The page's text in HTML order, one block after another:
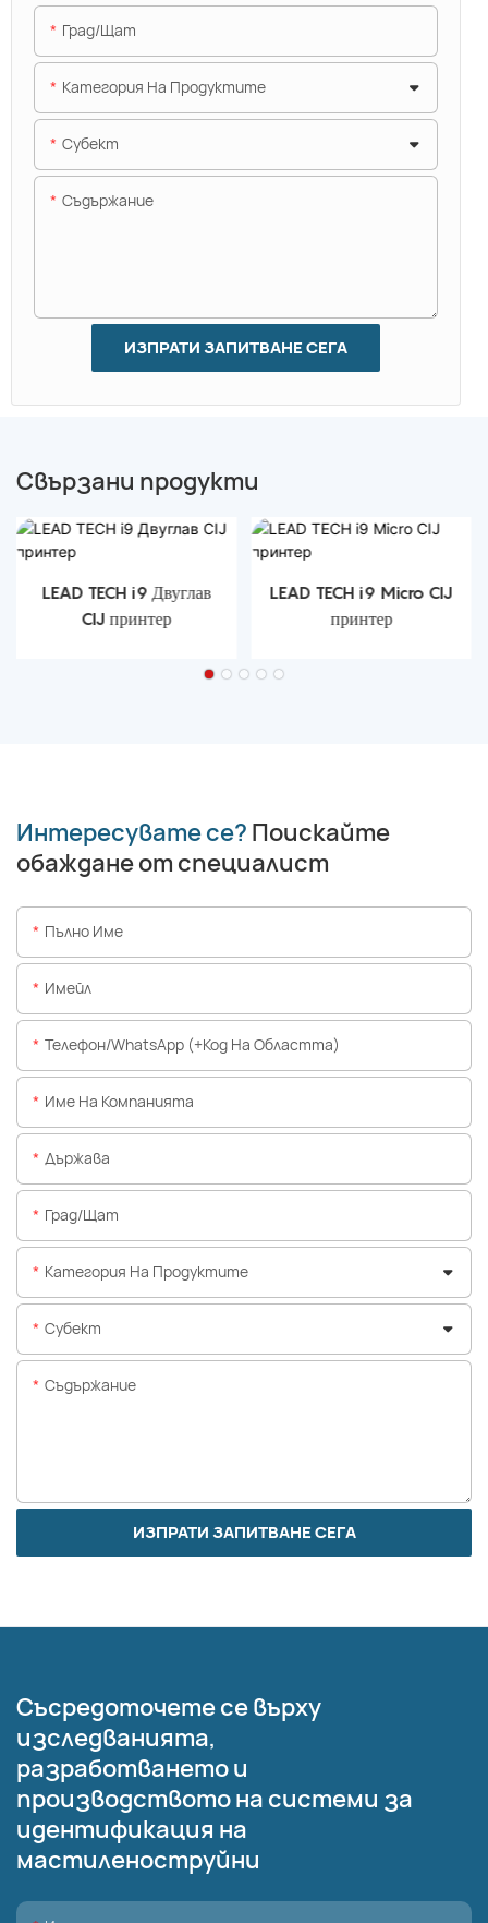
Град/щат
Категория На Продуктите
Субект
Съдържание
ИЗПРАТИ ЗАПИТВАНЕ СЕГА
Свързани продукти
LEAD TECH i9 Двуглав
CIJ принтер
LEAD TECH i9 Micro CIJ
принтер
Интересувате се? Поискайте
обаждане от специалист
Пълно Име
Имейл
Телефон/WhatsApp (+Код На Областта)
Име На Компанията
Държава
Град/щат
Категория На Продуктите
Субект
Съдържание
ИЗПРАТИ ЗАПИТВАНЕ СЕГА
Съсредоточете се върху
изследванията,
разработването и
производството на системи за
идентификация на
мастиленоструйни